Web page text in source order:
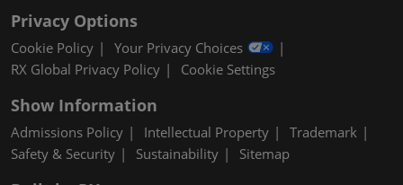
Privacy Options
Cookie Policy
Your Privacy Choices
RX Global Privacy Policy
Cookie Settings
Show Information
Admissions Policy Intellectual Property
Trademark
Safety & Security
Sustainability Sitemap